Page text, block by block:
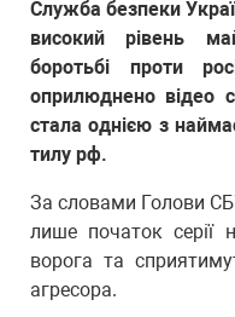
Служба безпеки
високий рівень
боротьбі проти
оприлюднено відео
стала однією з
тилу рф.
За словами Голови
лише початок серії
ворога та
агресора.